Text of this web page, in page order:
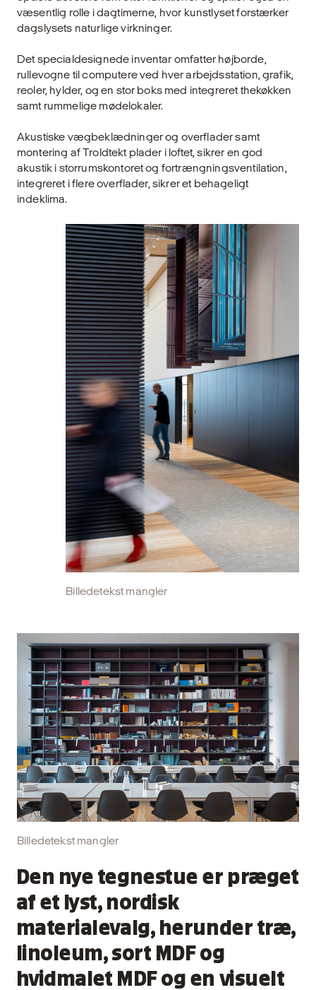
væsentlig rolle i dagtimerne, hvor kunstlyset forstærker
dagslysets naturlige virkninger.
Det specialdesignede inventar omfatter højborde,
rullevogne til computere ved hver arbejdsstation, grafik,
reoler, hylder, og en stor boks med integreret thekøkken
samt rummelige mødelokaler.
Akustiske vægbeklædninger og overflader samt
montering af Troldtekt plader i loftet, sikrer en god
akustik i storrumskontoret og fortrængningsventilation,
integreret i flere overflader, sikrer et behageligt
indeklima.
Billedetekst mangler
Billedetekst mangler
Den nye tegnestue er præget
af et lyst, nordisk
materialevalg, herunder træ,
linoleum, sort MDF og
hvidmalet MDF og en visuelt